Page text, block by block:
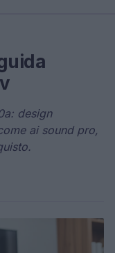
design
ai sound pro,